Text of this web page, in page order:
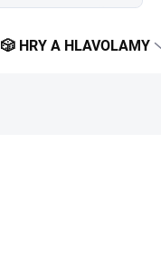
🎲 HRY A HLAVOLAMY